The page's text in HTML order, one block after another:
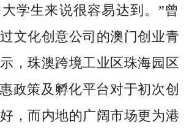
学生来说很容易达到。”曾
文化创意公司的澳门创业青
，珠澳跨境工业区珠海园区
政策及孵化平台对于初次创
，而内地的广阔市场更为港